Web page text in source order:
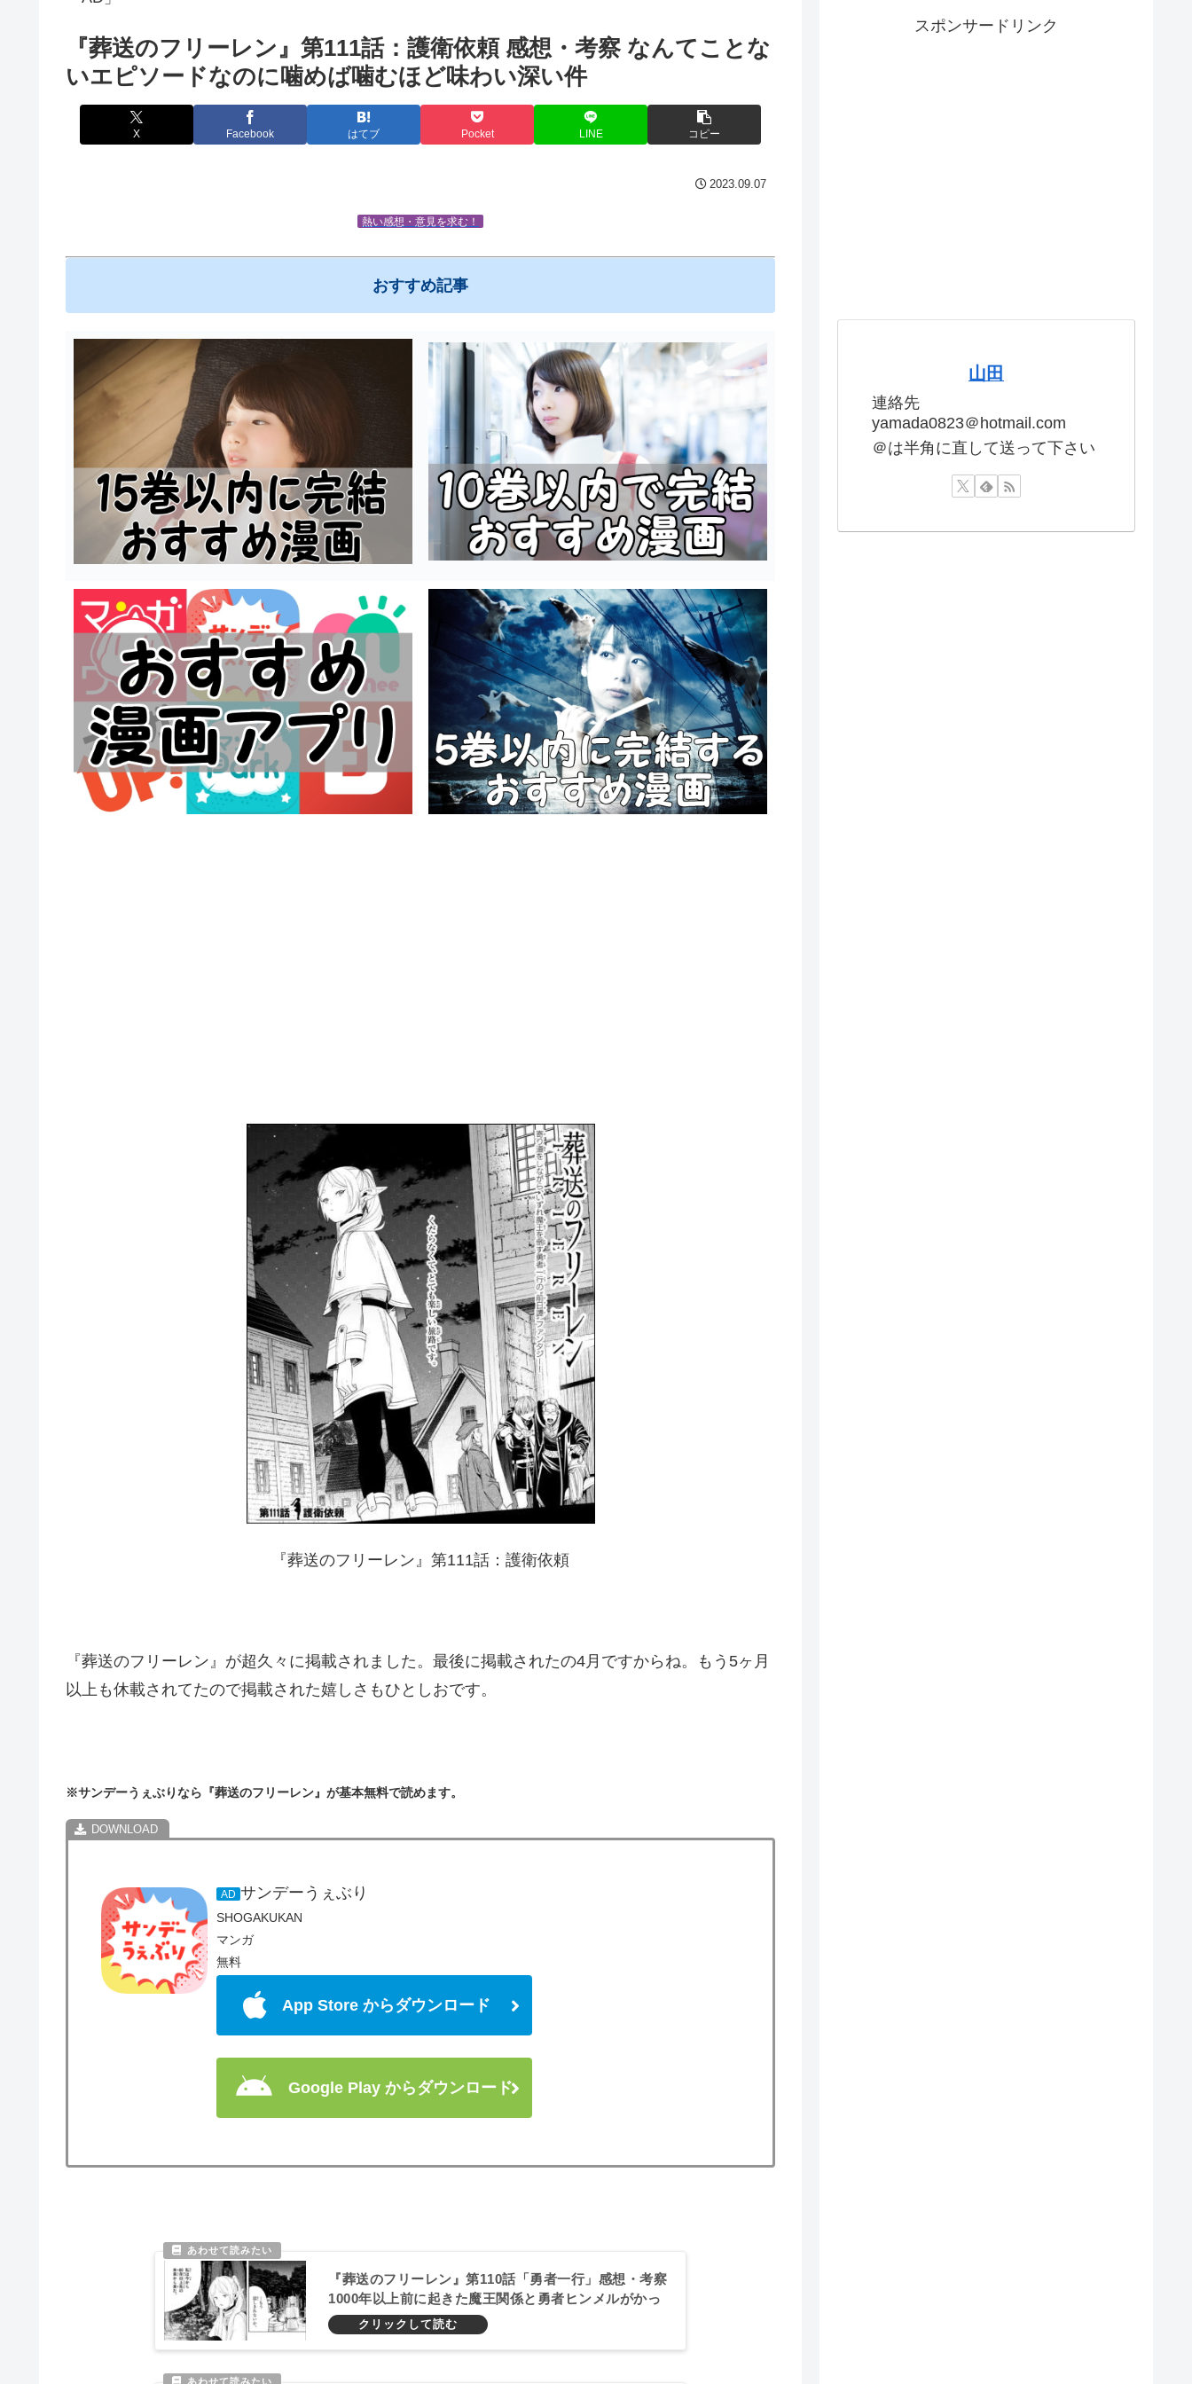
『葬送のフリーレン』第111話：護衛依頼 感想・考察 なんてことな
いエピソードなのに噛めば噛むほど味わい深い件
X Facebook はてブ Pocket LINE コピー
2023.09.07
熱い感想・意見を求む！
おすすめ記事
『葬送のフリーレン』第111話：護衛依頼
『葬送のフリーレン』が超久々に掲載されました。最後に掲載されたの4月ですからね。もう5ヶ月
以上も休載されてたので掲載された嬉しさもひとしおです。
※サンデーうぇぶりなら『葬送のフリーレン』が基本無料で読めます。
AD サンデーうぇぶり
SHOGAKUKAN
マンガ
無料
App Store からダウンロード
Google Play からダウンロード
『葬送のフリーレン』第110話「勇者一行」感想・考察
1000年以上前に起きた魔王関係と勇者ヒンメルがかっ
こ良すぎる件
スポンサードリンク
山田
連絡先
yamada0823＠hotmail.com
＠は半角に直して送って下さい